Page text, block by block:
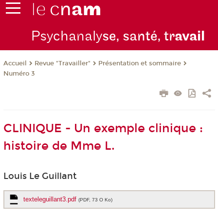
Psychanalyse, santé, travail
Accueil Revue "Travailler"
Présentation et sommaire
Numéro 3
CLINIQUE - Un exemple clinique :
histoire de Mme L.
Louis Le Guillant
texteleguillant3.pdf (PDF, 73 O Ko)